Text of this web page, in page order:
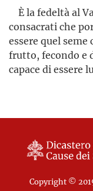
È la fedeltà al
consacrati che
essere quel
frutto, fecondo e
capace di essere
Copyright ©